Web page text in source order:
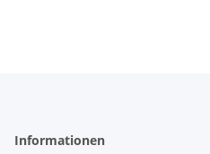
Informationen